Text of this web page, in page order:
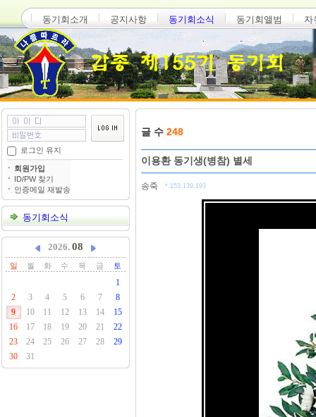
동기회소개 공지사항 동기회소식 동기회앨범 자
로그인 유지
회원가입
ID/PW 찾기
인증메일 재발송
동기회소식
2026. 08
일 월 화 수 목 금 토
1
2
3 4 5 6 7
8
9
10 11 12 13 14
15
16
17 18 19 20 21
22
23
24 25 26 27 28
29
30
31
글 수 248
이용환 동기생(병참) 별세
송죽 *.153.139.193